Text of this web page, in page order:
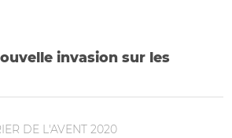
invasion sur les
DE L'AVENT 2020